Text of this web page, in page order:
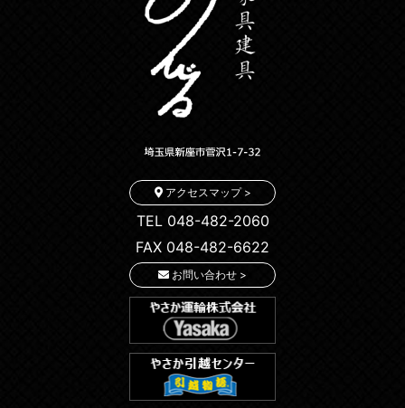
アクセスマップ >
TEL 048-482-2060
FAX 048-482-6622
お問い合わせ >